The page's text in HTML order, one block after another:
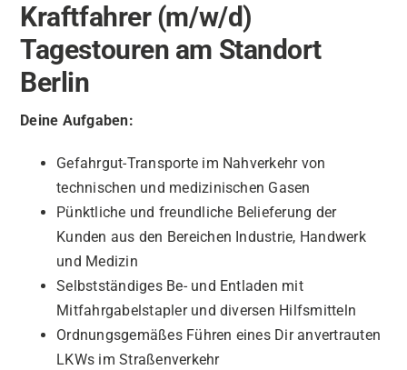
Kraftfahrer (m/w/d)
Tagestouren am Standort
Berlin
Deine Aufgaben:
Gefahrgut-Transporte im Nahverkehr von
technischen und medizinischen Gasen
Pünktliche und freundliche Belieferung der
Kunden aus den Bereichen Industrie, Handwerk
und Medizin
Selbstständiges Be- und Entladen mit
Mitfahrgabelstapler und diversen Hilfsmitteln
Ordnungsgemäßes Führen eines Dir anvertrauten
LKWs im Straßenverkehr